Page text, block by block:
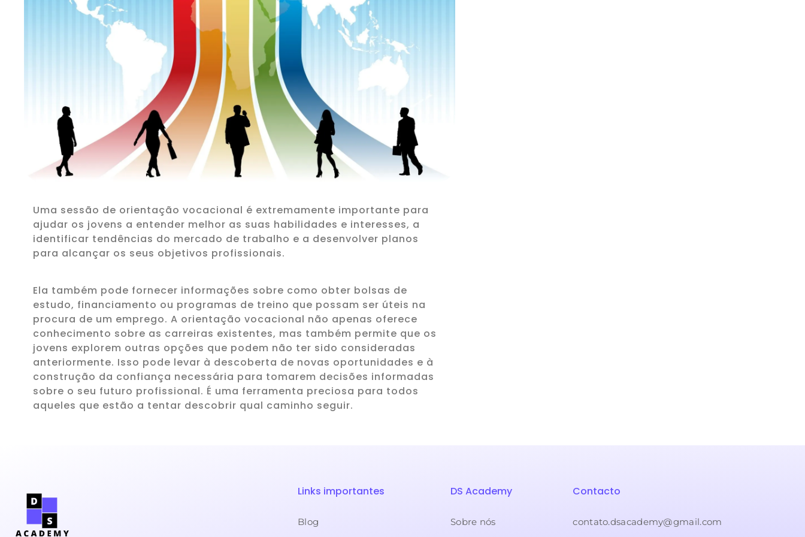
Uma sessão de orientação vocacional é extremamente importante para
ajudar os jovens a entender melhor as suas habilidades e interesses, a
identificar tendências do mercado de trabalho e a desenvolver planos
para alcançar os seus objetivos profissionais.
Ela também pode fornecer informações sobre como obter bolsas de
estudo, financiamento ou programas de treino que possam ser úteis na
procura de um emprego. A orientação vocacional não apenas oferece
conhecimento sobre as carreiras existentes, mas também permite que os
jovens explorem outras opções que podem não ter sido consideradas
anteriormente. Isso pode levar à descoberta de novas oportunidades e à
construção da confiança necessária para tomarem decisões informadas
sobre o seu futuro profissional. É uma ferramenta preciosa para todos
aqueles que estão a tentar descobrir qual caminho seguir.
Links importantes
Blog
DS Academy
Sobre nós
Contacto
contato.dsacademy@gmail.com